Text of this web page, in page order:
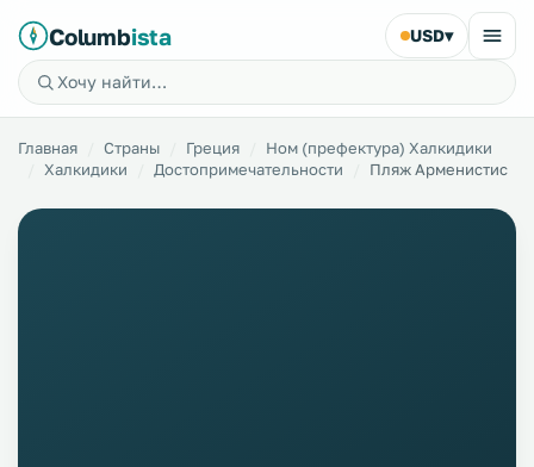
Columbista USD▾
Главная Страны Греция
Ном (префектура) Халкидики
Халкидики
Достопримечательности Пляж Арменистис